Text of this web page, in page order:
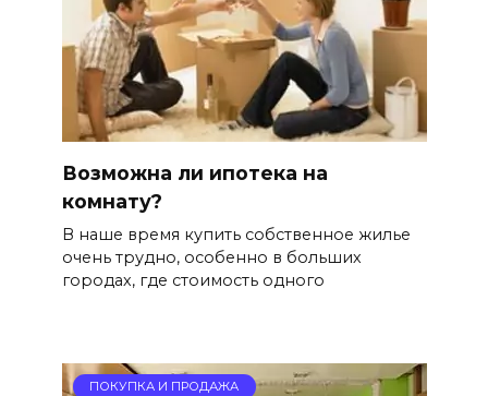
Возможна ли ипотека на
комнату?
В наше время купить собственное жилье
очень трудно, особенно в больших
городах, где стоимость одного
ПОКУПКА И ПРОДАЖА